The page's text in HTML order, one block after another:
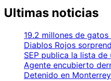
Ultimas noticias
19.2 millones de
Diablos Rojos
SEP publica la lista
Agente encubierto
Detenido en